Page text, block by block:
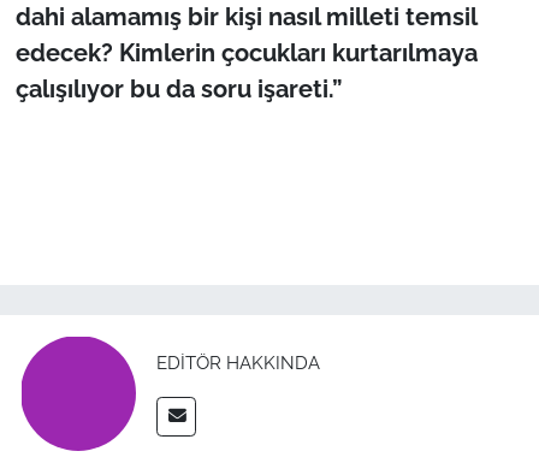
dahi alamamış bir kişi nasıl milleti temsil
edecek? Kimlerin çocukları kurtarılmaya
çalışılıyor bu da soru işareti.”
EDITÖR HAKKINDA